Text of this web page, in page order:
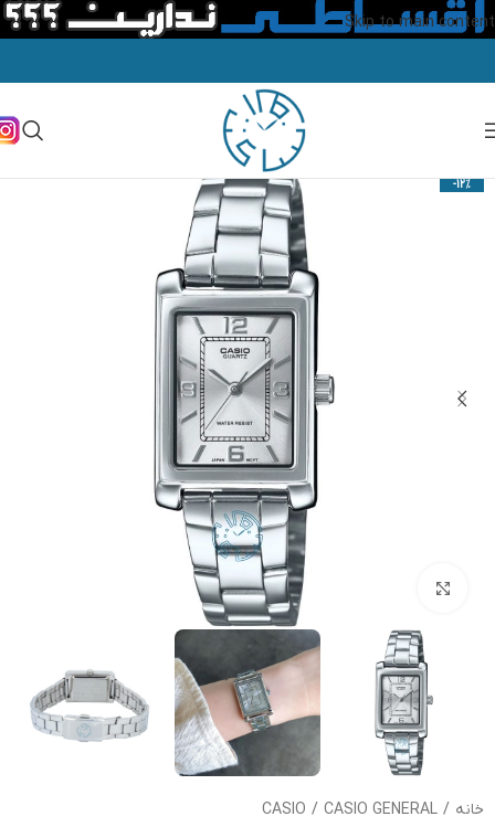
Skip to main content
-12%
خانه /
CASIO / CASIO GENERAL